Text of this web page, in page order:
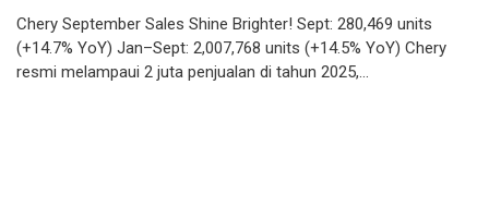
Chery September Sales Shine Brighter! Sept: 280,469 units
(+14.7% YoY) Jan–Sept: 2,007,768 units (+14.5% YoY) Chery
resmi melampaui 2 juta penjualan di tahun 2025,…